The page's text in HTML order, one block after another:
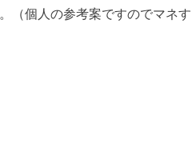
（個人の参考案ですのでマネす